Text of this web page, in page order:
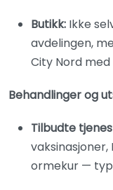
Butikk: Ikke
avdelingen,
City Nord
Behandlinger og
Tilbudte
ormekur —